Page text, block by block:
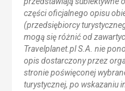
części oficjalnego opisu
(przedsiębiorcy
mogą się różnić od
Travelplanet.pl S.A. nie
opis dostarczony przez
stronie poświęconej
turystycznej, po wskazaniu